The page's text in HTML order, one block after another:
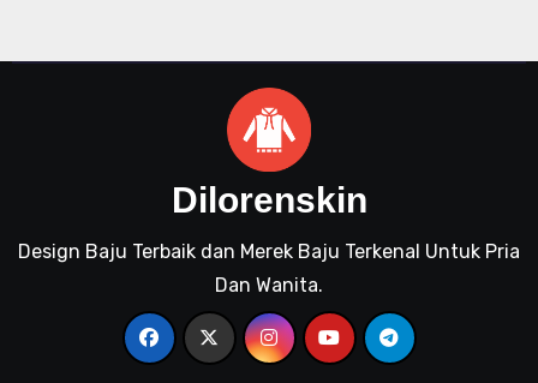
Dilorenskin
Design Baju Terbaik dan Merek Baju Terkenal Untuk Pria
Dan Wanita.